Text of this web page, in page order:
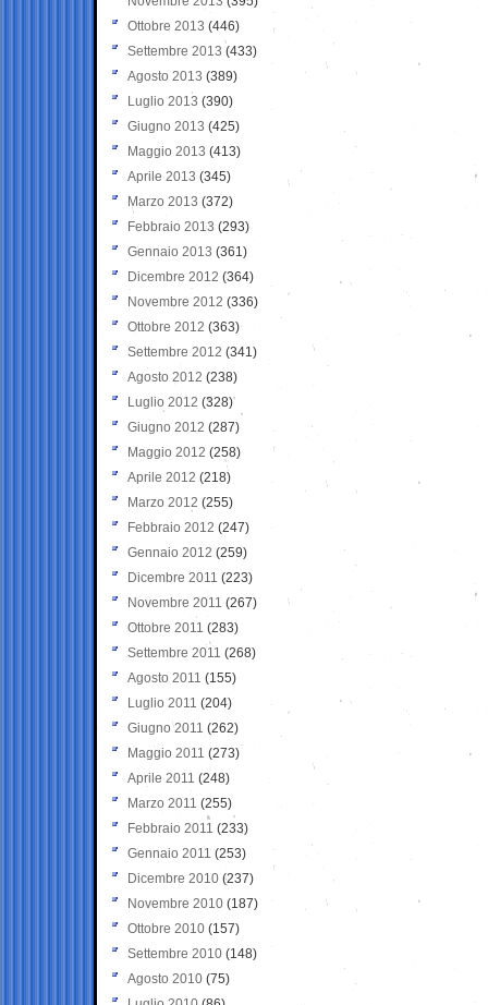
Ottobre 2013 (446)
Settembre 2013 (433)
Agosto 2013 (389)
Luglio 2013 (390)
Giugno 2013 (425)
Maggio 2013 (413)
Aprile 2013 (345)
Marzo 2013 (372)
Febbraio 2013 (293)
Gennaio 2013 (361)
Dicembre 2012 (364)
Novembre 2012 (336)
Ottobre 2012 (363)
Settembre 2012 (341)
Agosto 2012 (238)
Luglio 2012 (328)
Giugno 2012 (287)
Maggio 2012 (258)
Aprile 2012 (218)
Marzo 2012 (255)
Febbraio 2012 (247)
Gennaio 2012 (259)
Dicembre 2011 (223)
Novembre 2011 (267)
Ottobre 2011 (283)
Settembre 2011 (268)
Agosto 2011 (155)
Luglio 2011 (204)
Giugno 2011 (262)
Maggio 2011 (273)
Aprile 2011 (248)
Marzo 2011 (255)
Febbraio 2011 (233)
Gennaio 2011 (253)
Dicembre 2010 (237)
Novembre 2010 (187)
Ottobre 2010 (157)
Settembre 2010 (148)
Agosto 2010 (75)